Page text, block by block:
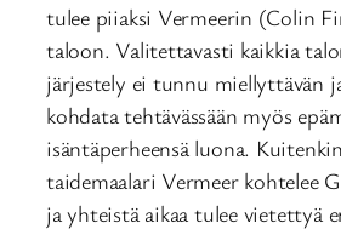
tulee piiaksi Vermeerin (Colin
taloon. Valitettavasti kaikkia
järjestely ei tunnu miellyttävän
kohdata tehtävässään myös
isäntäperheensä luona.
taidemaalari Vermeer kohtelee
ja yhteistä aikaa tulee vietettyä